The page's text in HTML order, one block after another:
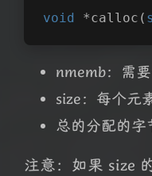
void *calloc (
nmemb：需
size：每个元
总的分配的字
注意：如果 size